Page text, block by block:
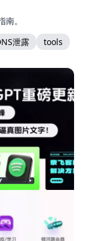
。
泄露 tools